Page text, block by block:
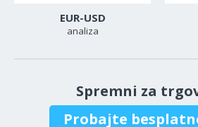
EUR-USD
analiza
Spremni za
Probajte